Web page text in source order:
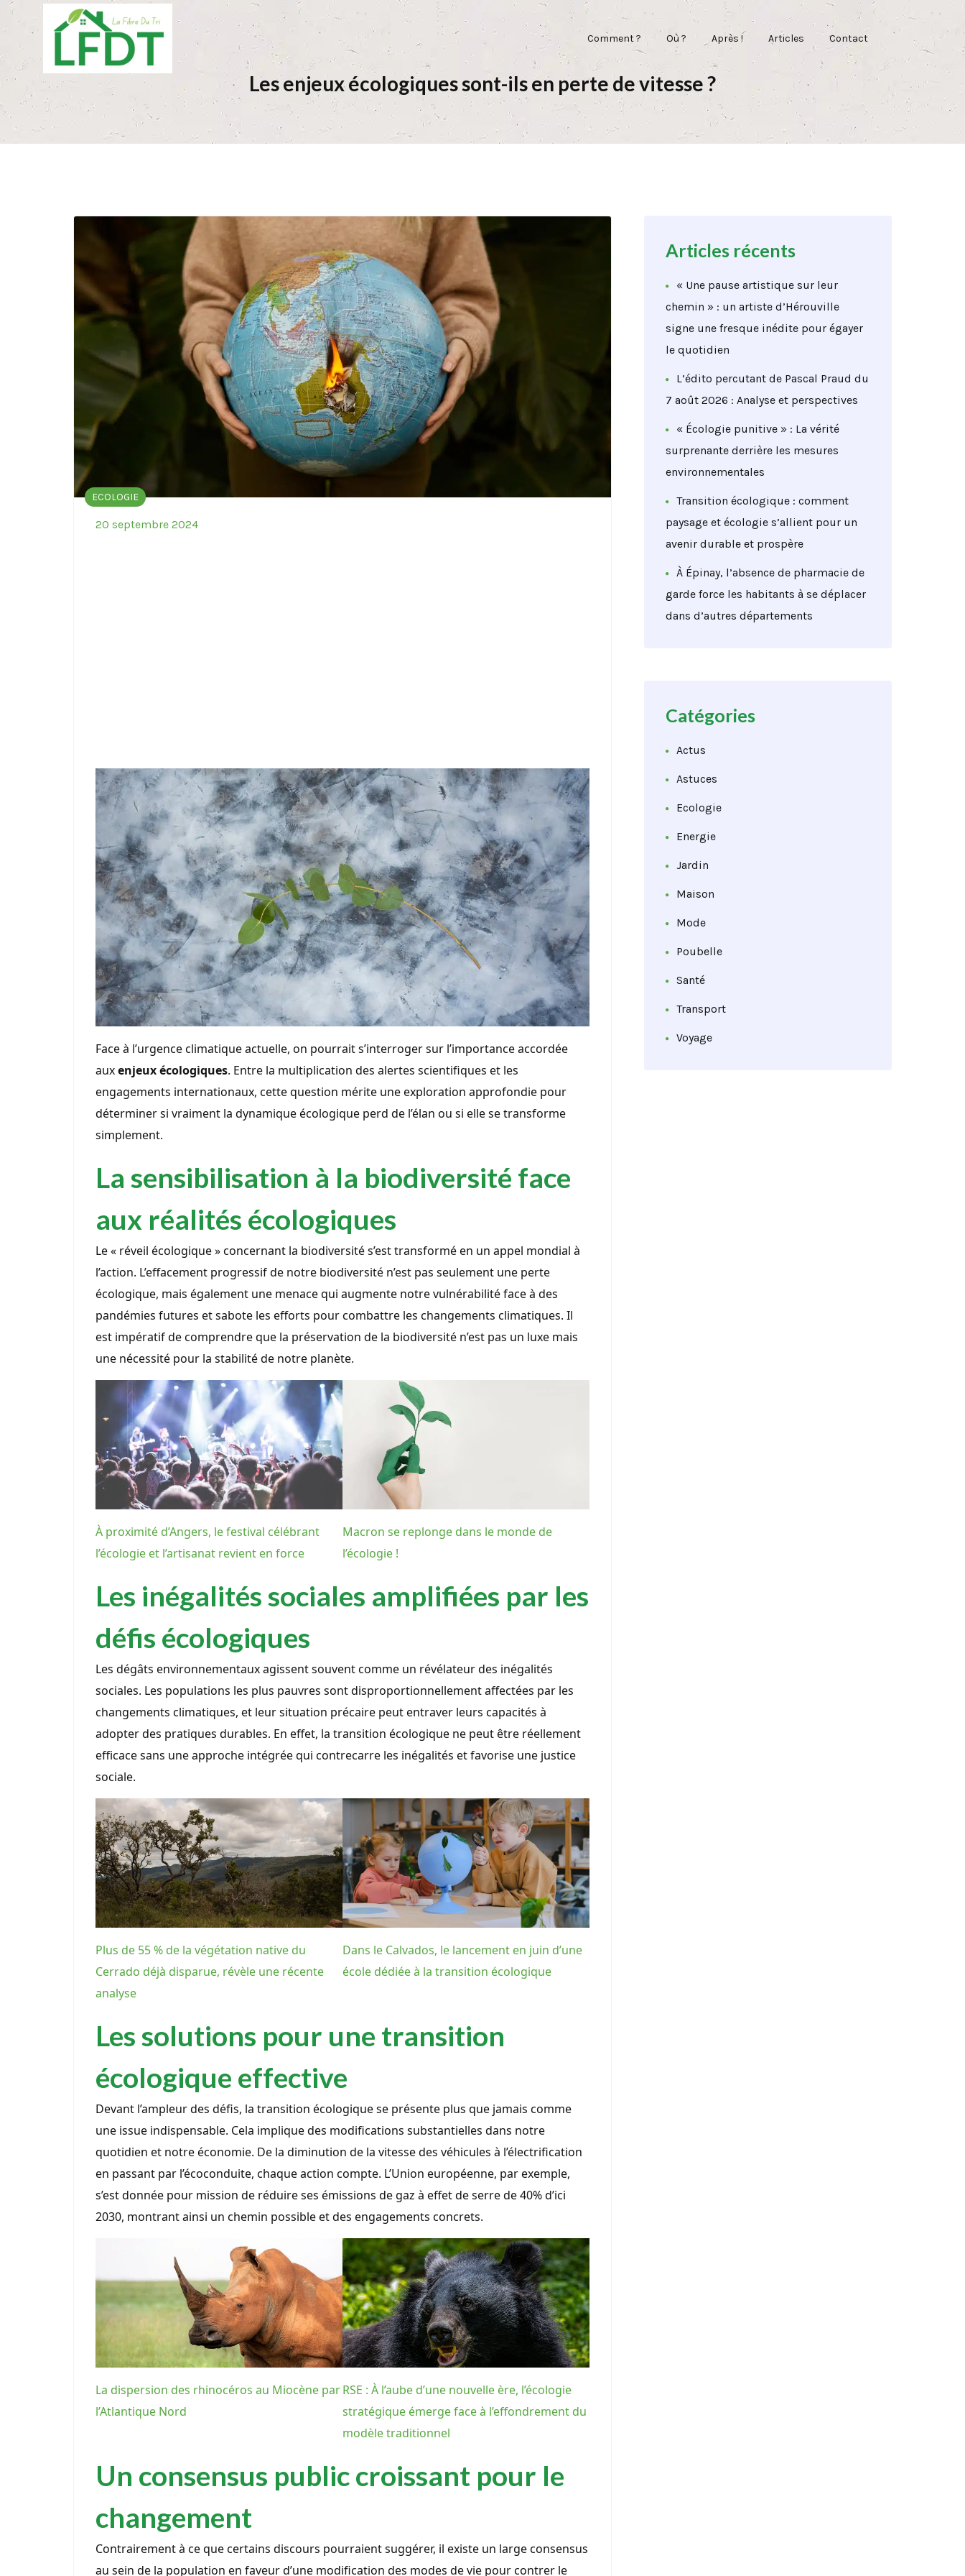
Comment ? Où ? Après ! Articles Contact
Les enjeux écologiques sont-ils en perte de vitesse ?
ECOLOGIE
20 septembre 2024
Face à l’urgence climatique actuelle, on pourrait s’interroger sur l’importance accordée
auxenjeux écologiques. Entre la multiplication des alertes scientifiques et les
engagements internationaux, cette question mérite une exploration approfondie pour
déterminer si vraiment la dynamique écologique perd de l’élan ou si elle se transforme
simplement.
La sensibilisation à la biodiversité face
aux réalités écologiques
Le « réveil écologique » concernant la biodiversité s’est transformé en un appel mondial à
l’action. L’effacement progressif de notre biodiversité n’est pas seulement une perte
écologique, mais également une menace qui augmente notre vulnérabilité face à des
pandémies futures et sabote les efforts pour combattre les changements climatiques. Il
est impératif de comprendre que la préservation de la biodiversité n’est pas un luxe mais
une nécessité pour la stabilité de notre planète.
À proximité d’Angers, le festival célébrant
l’écologie et l’artisanat revient en force
Macron se replonge dans le monde de
l’écologie !
Les inégalités sociales amplifiées par les
défis écologiques
Les dégâts environnementaux agissent souvent comme un révélateur des inégalités
sociales. Les populations les plus pauvres sont disproportionnellement affectées par les
changements climatiques, et leur situation précaire peut entraver leurs capacités à
adopter des pratiques durables. En effet, la transition écologique ne peut être réellement
efficace sans une approche intégrée qui contrecarre les inégalités et favorise une justice
sociale.
Plus de 55 % de la végétation native du
Cerrado déjà disparue, révèle une récente
analyse
Dans le Calvados, le lancement en juin d’une
école dédiée à la transition écologique
Les solutions pour une transition
écologique effective
Devant l’ampleur des défis, la transition écologique se présente plus que jamais comme
une issue indispensable. Cela implique des modifications substantielles dans notre
quotidien et notre économie. De la diminution de la vitesse des véhicules à l’électrification
en passant par l’écoconduite, chaque action compte. L’Union européenne, par exemple,
s’est donnée pour mission de réduire ses émissions de gaz à effet de serre de 40% d’ici
2030, montrant ainsi un chemin possible et des engagements concrets.
La dispersion des rhinocéros au Miocène par
l’Atlantique Nord
RSE : À l’aube d’une nouvelle ère, l’écologie
stratégique émerge face à l’effondrement du
modèle traditionnel
Un consensus public croissant pour le
changement
Contrairement à ce que certains discours pourraient suggérer, il existe un large consensus
au sein de la population en faveur d’une modification des modes de vie pour contrer le
Articles récents
« Une pause artistique sur leur
chemin » : un artiste d’Hérouville
signe une fresque inédite pour égayer
le quotidien
L’édito percutant de Pascal Praud du
7 août 2026 : Analyse et perspectives
« Écologie punitive » : La vérité
surprenante derrière les mesures
environnementales
Transition écologique : comment
paysage et écologie s’allient pour un
avenir durable et prospère
À Épinay, l’absence de pharmacie de
garde force les habitants à se déplacer
dans d’autres départements
Catégories
Actus
Astuces
Ecologie
Energie
Jardin
Maison
Mode
Poubelle
Santé
Transport
Voyage